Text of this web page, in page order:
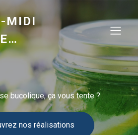
MIDI
bucolique, ça vous tente ?
nos réalisations